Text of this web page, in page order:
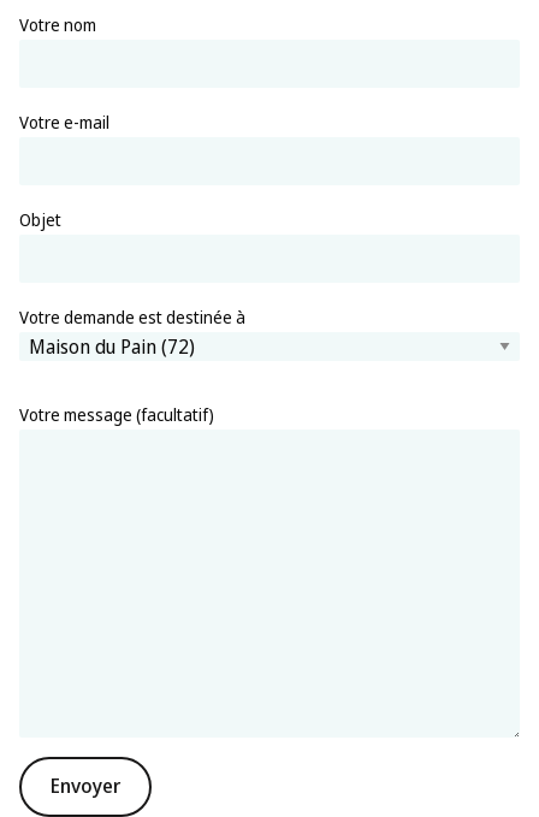
Votre nom
Votre e-mail
Objet
Votre demande est destinée à
Votre message (facultatif)